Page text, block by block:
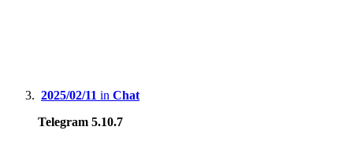
2025/02/11 in Chat
Telegram 5.10.7